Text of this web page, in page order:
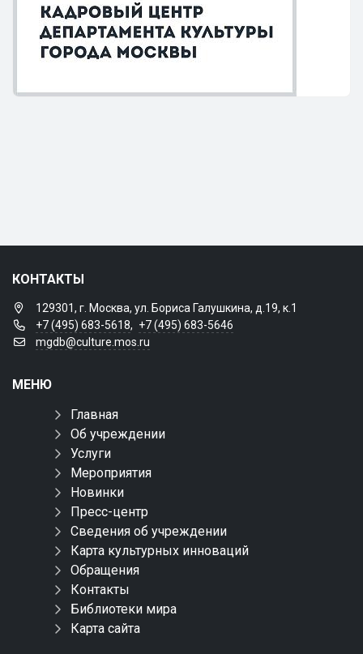
КОНТАКТЫ
129301, г. Москва, ул. Бориса Галушкина, д.19, к.1
+7 (495) 683-5618, +7 (495) 683-5646
mgdb@culture.mos.ru
МЕНЮ
Главная
Об учреждении
Услуги
Мероприятия
Новинки
Пресс-центр
Сведения об учреждении
Карта культурных инноваций
Обращения
Контакты
Библиотеки мира
Карта сайта